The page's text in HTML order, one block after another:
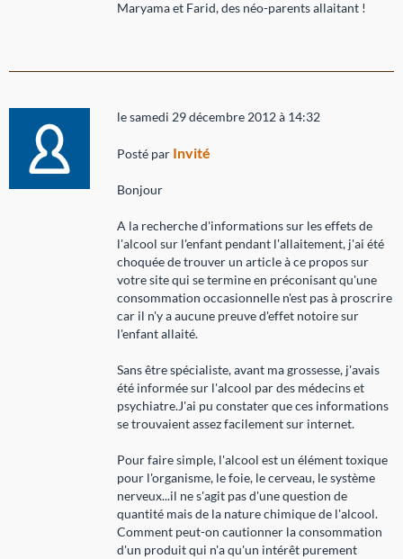
Maryama et Farid, des néo-parents allaitant !
le samedi 29 décembre 2012 à 14:32
Posté par Invité
Bonjour
A la recherche d'informations sur les effets de
l'alcool sur l'enfant pendant l'allaitement, j'ai été
choquée de trouver un article à ce propos sur
votre site qui se termine en préconisant qu'une
consommation occasionnelle n'est pas à proscrire
car il n'y a aucune preuve d'effet notoire sur
l'enfant allaité.
Sans être spécialiste, avant ma grossesse, j'avais
été informée sur l'alcool par des médecins et
psychiatre.J'ai pu constater que ces informations
se trouvaient assez facilement sur internet.
Pour faire simple, l'alcool est un élément toxique
pour l'organisme, le foie, le cerveau, le système
nerveux...il ne s'agit pas d'une question de
quantité mais de la nature chimique de l'alcool.
Comment peut-on cautionner la consommation
d'un produit qui n'a qu'un intérêt purement